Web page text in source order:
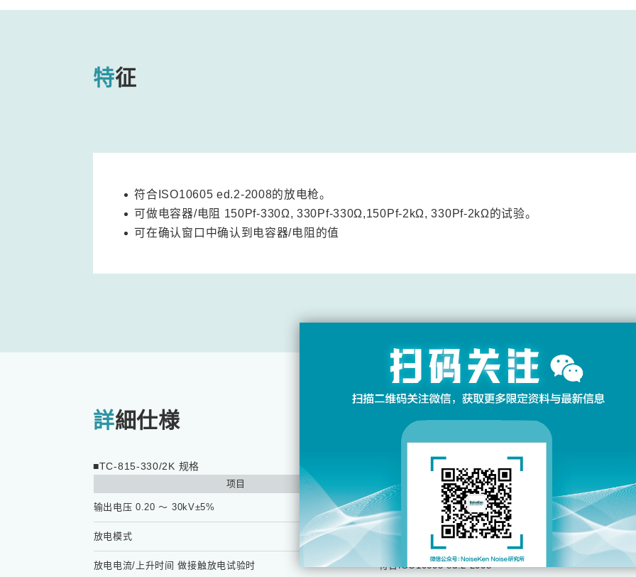
特征
符合ISO10605 ed.2-2008的放电枪。
可做电容器/电阻 150Pf-330Ω, 330Pf-330Ω,150Pf-2kΩ, 330Pf-2kΩ的试验。
可在确认窗口中确认到电容器/电阻的值
詳細仕様
■TC-815-330/2K 规格
项目 规格/功
输出电压 0.20 ～ 30kV±5% 0.20 ～ 30kV±5%
放电模式 接触放电／空气放电
放电电流/上升时间 做接触放电试验时 符合ISO10605 ed.2-2008